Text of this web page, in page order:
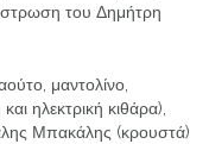
του Δημήτρη
μαντολίνο,
ηλεκτρική κιθάρα),
Μπακάλης (κρουστά)